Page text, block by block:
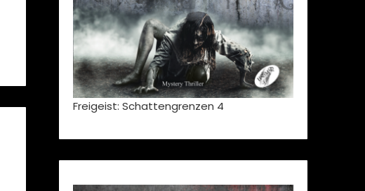
Freigeist: Schattengrenzen 4